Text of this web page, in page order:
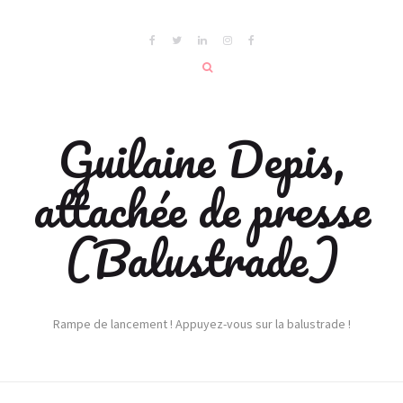
Guilaine Depis,
attachée de presse
(Balustrade)
Rampe de lancement ! Appuyez-vous sur la balustrade !